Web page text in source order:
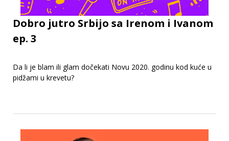
Dobro jutro Srbijo sa Irenom i Ivanom
ep. 3
Da li je blam ili glam dočekati Novu 2020. godinu kod kuće u
pidžami u krevetu?